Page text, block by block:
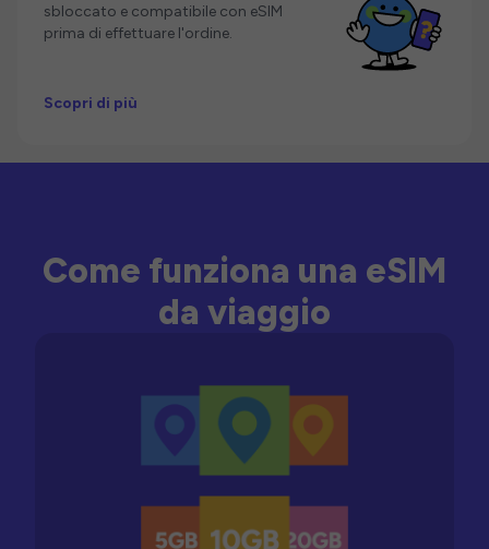
sbloccato e compatibile con eSIM
prima di effettuare l'ordine.
Scopri di più
Come funziona una eSIM
da viaggio